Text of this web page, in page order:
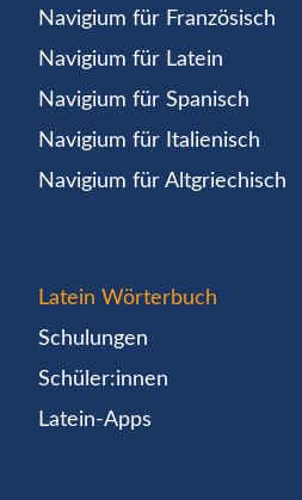
Navigium für Französisch
Navigium für Latein
Navigium für Spanisch
Navigium für Italienisch
Navigium für Altgriechisch
Latein Wörterbuch
Schulungen
Schüler:innen
Latein-Apps